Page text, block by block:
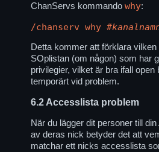
ChanServs kommandowhy:
/chanserv why
Detta kommer att förklara
SOplistan (om någon) som har
privilegier, vilket är bra ifall open
temporärt vid problem.
6.2 Accesslista problem
När du lägger dit personer till
av deras nick betyder det att
matchar ett nicks accesslista